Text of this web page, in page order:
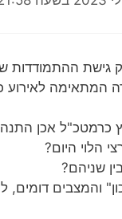
גישת ההתמודדות
המתאימה לאירוע
כרמטכ"ל אכן
הלוי היום?
שניהם?
והמצבים דומים,